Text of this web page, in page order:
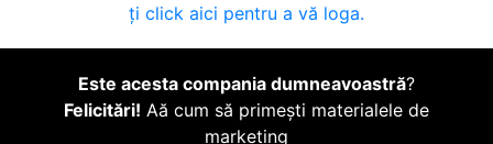
ți click aici pentru a vă loga.
Este acesta compania dumneavoastră?
Felicitări! Aă cum să primești materialele de
marketing